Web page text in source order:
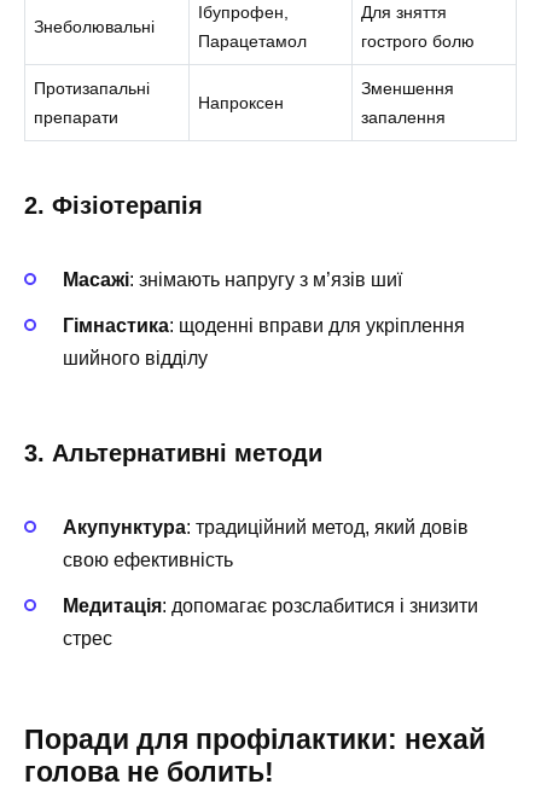
Знеболювальні
Ібупрофен,
Парацетамол
Для зняття
гострого болю
Протизапальні
препарати
Напроксен
Зменшення
запалення
2. Фізіотерапія
Масажі: знімають напругу з м’язів шиї
Гімнастика: щоденні вправи для укріплення
шийного відділу
3. Альтернативні методи
Акупунктура: традиційний метод, який довів
свою ефективність
Медитація: допомагає розслабитися і знизити
стрес
Поради для профілактики: нехай
голова не болить!